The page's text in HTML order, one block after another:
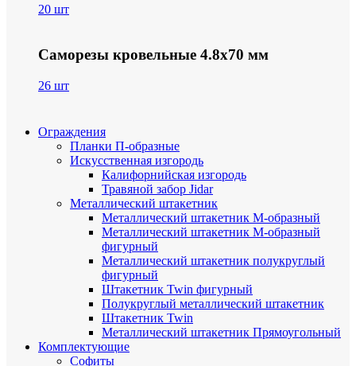
20 шт
Саморезы кровельные 4.8х70 мм
26 шт
Ограждения
Планки П-образные
Искусственная изгородь
Калифорнийская изгородь
Травяной забор Jidar
Металлический штакетник
Металлический штакетник М-образный
Металлический штакетник М-образный
фигурный
Металлический штакетник полукруглый
фигурный
Штакетник Twin фигурный
Полукруглый металлический штакетник
Штакетник Twin
Металлический штакетник Прямоугольный
Комплектующие
Cофиты